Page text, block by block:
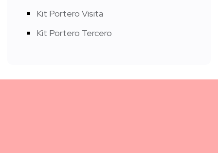
Kit Portero Visita
Kit Portero Tercero